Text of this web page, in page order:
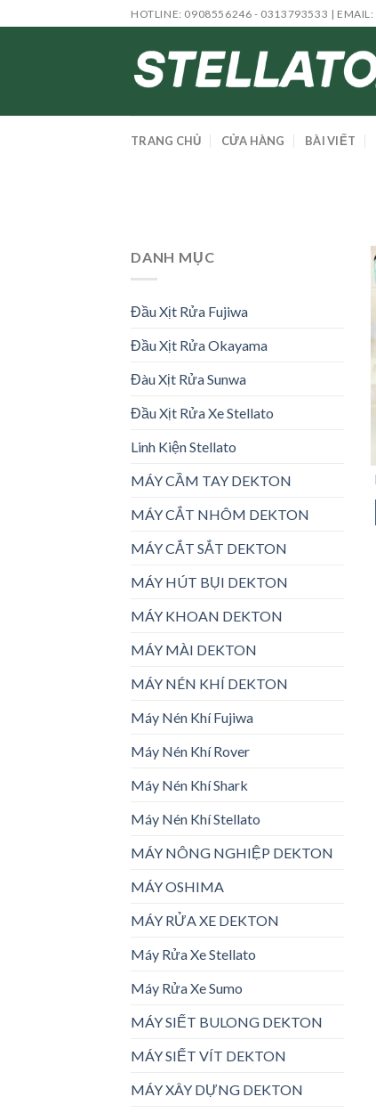
to
HOTLINE: 0908556246 - 0313793533 | EMAIL:
TRANG CHỦ CỬA HÀNG BÀI VIẾT
DANH MỤC
Đầu Xịt Rửa Fujiwa
Đầu Xịt Rửa Okayama
Đàu Xịt Rửa Sunwa
Đầu Xịt Rửa Xe Stellato
Linh Kiện Stellato
MÁY CẦM TAY DEKTON
MÁY CẮT NHÔM DEKTON
MÁY CẮT SẮT DEKTON
MÁY HÚT BỤI DEKTON
MÁY KHOAN DEKTON
MÁY MÀI DEKTON
MÁY NÉN KHÍ DEKTON
Máy Nén Khí Fujiwa
Máy Nén Khí Rover
Máy Nén Khí Shark
Máy Nén Khí Stellato
MÁY NÔNG NGHIỆP DEKTON
MÁY OSHIMA
MÁY RỬA XE DEKTON
Máy Rửa Xe Stellato
Máy Rửa Xe Sumo
MÁY SIẾT BULONG DEKTON
MÁY SIẾT VÍT DEKTON
MÁY XÂY DỰNG DEKTON